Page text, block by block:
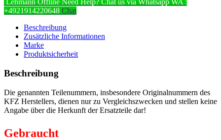
Lehmann Offline Need Help? Chat us via Whatsapp WA :
+4921914220648 Chat
Beschreibung
Zusätzliche Informationen
Marke
Produktsicherheit
Beschreibung
Die genannten Teilenummern, insbesondere Originalnummern des
KFZ Herstellers, dienen nur zu Vergleichszwecken und stellen keine
Angabe über die Herkunft der Ersatzteile dar!
Gebraucht